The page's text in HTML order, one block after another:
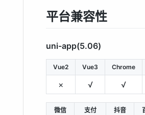
平台兼容性
uni-app(5.06)
Vue2 Vue3 Chrome
× √ √
微信
支付
抖音